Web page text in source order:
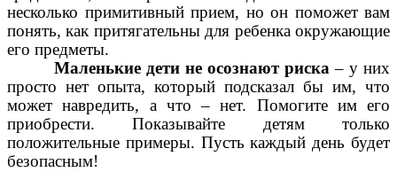
несколько примитивный прием, но он поможет вам
понять, как притягательны для ребенка окружающие
его предметы.
Маленькие дети не осознают риска – у них
просто нет опыта, который подсказал бы им, что
может навредить, а что – нет. Помогите им его
приобрести. Показывайте детям только
положительные примеры. Пусть каждый день будет
безопасным!